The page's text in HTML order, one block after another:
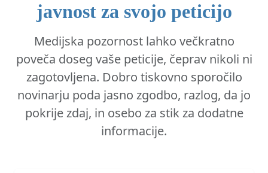
javnost za svojo peticijo
Medijska pozornost lahko večkratno
poveča doseg vaše peticije, čeprav nikoli ni
zagotovljena. Dobro tiskovno sporočilo
novinarju poda jasno zgodbo, razlog, da jo
pokrije zdaj, in osebo za stik za dodatne
informacije.